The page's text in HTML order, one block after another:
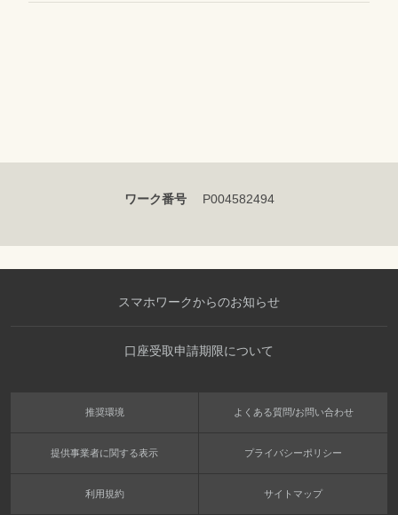
ワーク番号 P004582494
スマホワークからのお知らせ
口座受取申請期限について
推奨環境 よくある質問/お問い合わせ
提供事業者に関する表示 プライバシーポリシー
利用規約 サイトマップ